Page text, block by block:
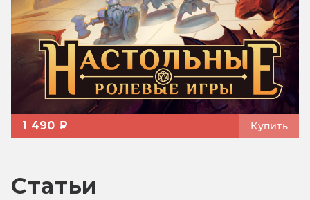
1 490 ₽ Купить
Статьи